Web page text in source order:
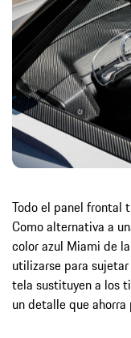
Todo el panel frontal
Como alternativa a
color azul Miami de
utilizarse para
tela sustituyen a los
un detalle que